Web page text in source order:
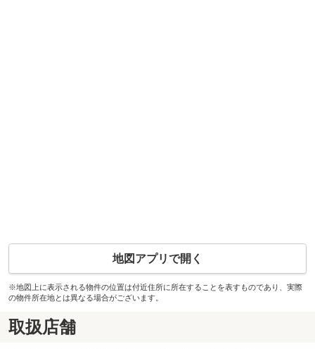
地図アプリで開く
※地図上に表示される物件の位置は付近住所に所在することを表すものであり、実際
の物件所在地とは異なる場合がございます。
取扱店舗